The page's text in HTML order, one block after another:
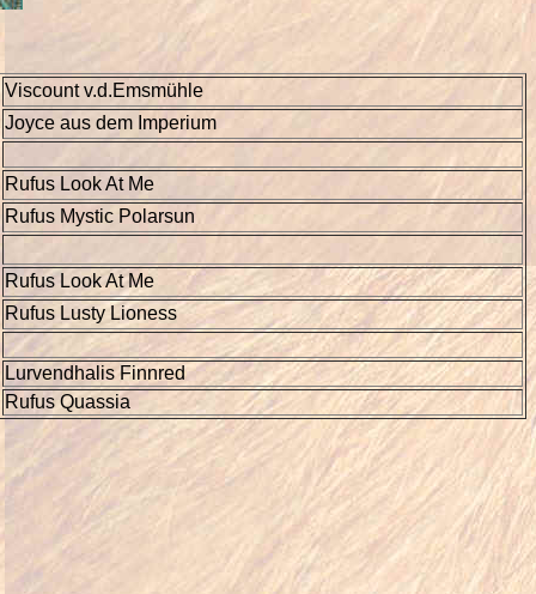
Viscount v.d.Emsmühle
Joyce aus dem Imperium
Rufus Look At Me
Rufus Mystic Polarsun
Rufus Look At Me
Rufus Lusty Lioness
Lurvendhalis Finnred
Rufus Quassia